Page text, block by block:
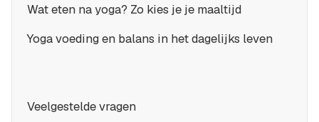
Wat eten na yoga? Zo kies je je maaltijd
Yoga voeding en balans in het dagelijks leven
Veelgestelde vragen